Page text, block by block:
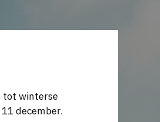
tot winterse
december.